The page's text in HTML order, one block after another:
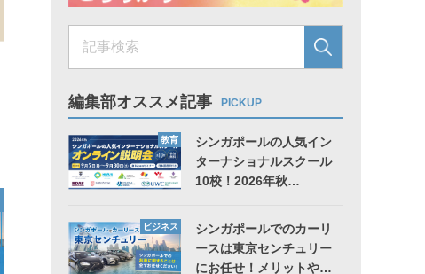
編集部オススメ記事 PICKUP
教育
シンガポールの人気イン
ターナショナルスクール
10校！2026年秋…
ビジネス
シンガポールでのカーリ
ースは東京センチュリー
にお任せ！メリットや…